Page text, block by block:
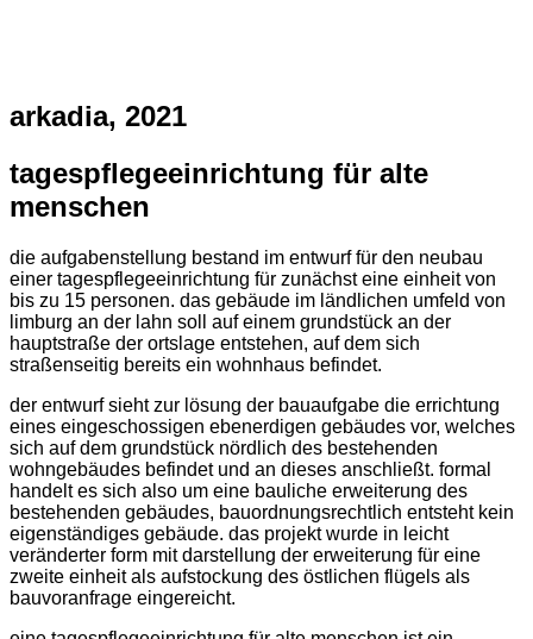
arkadia, 2021
tagespflegeeinrichtung für alte
menschen
die aufgabenstellung bestand im entwurf für den neubau
einer tagespflegeeinrichtung für zunächst eine einheit von
bis zu 15 personen. das gebäude im ländlichen umfeld von
limburg an der lahn soll auf einem grundstück an der
hauptstraße der ortslage entstehen, auf dem sich
straßenseitig bereits ein wohnhaus befindet.
der entwurf sieht zur lösung der bauaufgabe die errichtung
eines eingeschossigen ebenerdigen gebäudes vor, welches
sich auf dem grundstück nördlich des bestehenden
wohngebäudes befindet und an dieses anschließt. formal
handelt es sich also um eine bauliche erweiterung des
bestehenden gebäudes, bauordnungsrechtlich entsteht kein
eigenständiges gebäude. das projekt wurde in leicht
veränderter form mit darstellung der erweiterung für eine
zweite einheit als aufstockung des östlichen flügels als
bauvoranfrage eingereicht.